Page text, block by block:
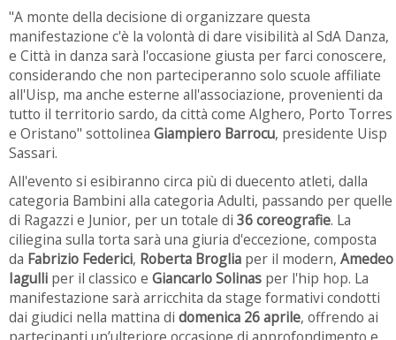
"A monte della decisione di organizzare questa
manifestazione c'è la volontà di dare visibilità al SdA Danza,
e Città in danza sarà l'occasione giusta per farci conoscere,
considerando che non parteciperanno solo scuole affiliate
all'Uisp, ma anche esterne all'associazione, provenienti da
tutto il territorio sardo, da città come Alghero, Porto Torres
e Oristano" sottolinea Giampiero Barrocu, presidente Uisp
Sassari.
All'evento si esibiranno circa più di duecento atleti, dalla
categoria Bambini alla categoria Adulti, passando per quelle
di Ragazzi e Junior, per un totale di 36 coreografie. La
ciliegina sulla torta sarà una giuria d'eccezione, composta
da Fabrizio Federici, Roberta Broglia per il modern, Amedeo
Iagulli per il classico e Giancarlo Solinas per l'hip hop. La
manifestazione sarà arricchita da stage formativi condotti
dai giudici nella mattina di domenica 26 aprile, offrendo ai